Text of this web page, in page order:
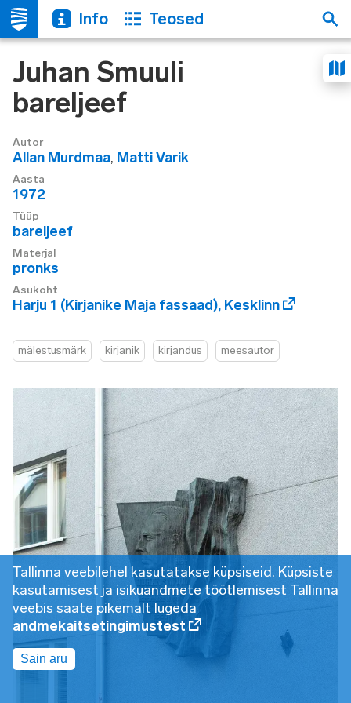
Info Teosed
Juhan Smuuli
bareljeef
Autor
Allan Murdmaa, Matti Varik
Aasta
1972
Tüüp
bareljeef
Materjal
pronks
Asukoht
Harju 1 (Kirjanike Maja fassaad), Kesklinn
mälestusmärk kirjanik kirjandus meesautor
Tallinna veebilehel kasutatakse küpsiseid. Küpsiste
kasutamisest ja isikuandmete töötlemisest Tallinna
veebis saate pikemalt lugeda
andmekaitsetingimustest
Sain aru